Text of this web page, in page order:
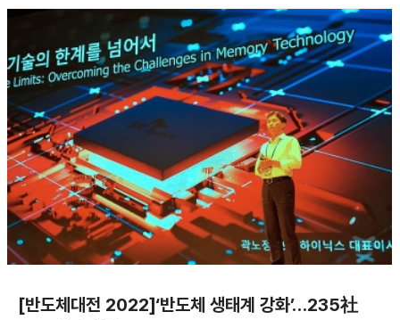
[반도체대전 2022]‘반도체 생태계 강화’…235社